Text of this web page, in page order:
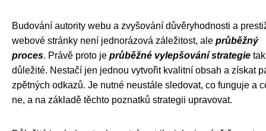
Budování autority webu a zvyšování důvěryhodnosti a
webové stránky není jednorázová záležitost, ale průběžný
proces. Právě proto je průběžné vylepšování strategie tak
důležité. Nestačí jen jednou vytvořit kvalitní obsah a získat
zpětných odkazů. Je nutné neustále sledovat, co funguje a
ne, a na základě těchto poznatků strategii upravovat.